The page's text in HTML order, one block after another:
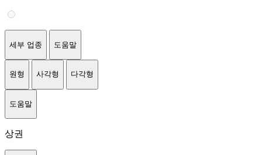
세부 업종 도움말
원형 사각형 다각형
도움말
상권